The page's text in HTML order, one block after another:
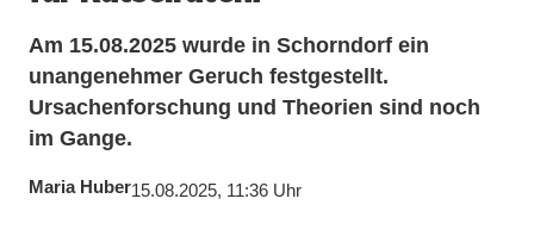
Am 15.08.2025 wurde in Schorndorf ein
unangenehmer Geruch festgestellt.
Ursachenforschung und Theorien sind noch
im Gange.
Maria Huber15.08.2025, 11:36 Uhr